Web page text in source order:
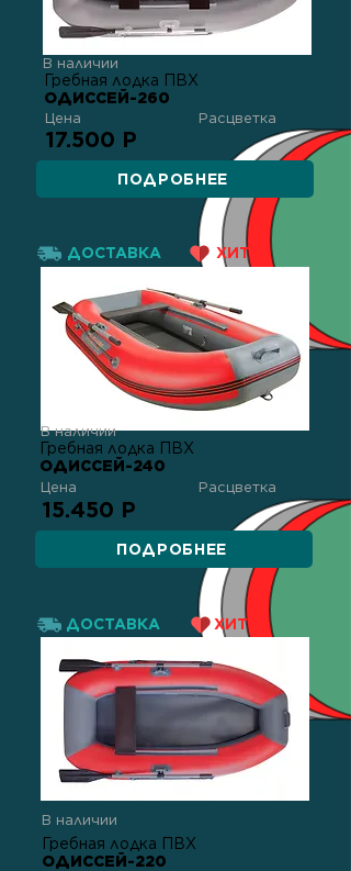
В наличии
Гребная лодка ПВХ
ОДИССЕЙ-260
Цена Расцветка
17.500 Р
ПОДРОБНЕЕ
ДОСТАВКА ХИТ!
В наличии
Гребная лодка ПВХ
ОДИССЕЙ-240
Цена Расцветка
15.450 Р
ПОДРОБНЕЕ
ДОСТАВКА ХИТ!
В наличии
Гребная лодка ПВХ
ОДИССЕЙ-220